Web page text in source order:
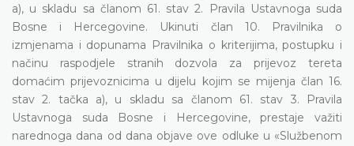
a), u skladu sa članom 61. stav 2. Pravila Ustavnoga suda
Bosne i Hercegovine. Ukinuti član 10. Pravilnika o
izmjenama i dopunama Pravilnika o kriterijima, postupku i
načinu raspodjele stranih dozvola za prijevoz tereta
domaćim prijevoznicima u dijelu kojim se mijenja član 16.
stav 2. tačka a), u skladu sa članom 61. stav 3. Pravila
Ustavnoga suda Bosne i Hercegovine,
prestaje važiti
narednoga dana od dana objave ove odluke u «Službenom